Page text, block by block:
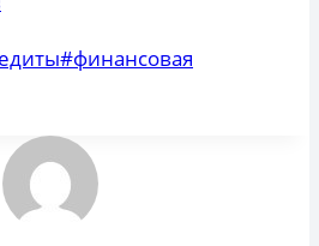
#финансовая